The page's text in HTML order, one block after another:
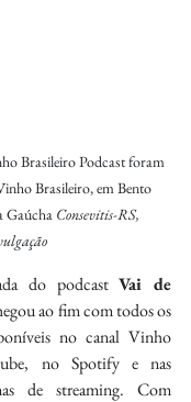
Brasileiro Podcast foram
Brasileiro, em Bento
Gaúcha Consevitis-RS,
do podcast Vai de
ao fim com todos os
no canal Vinho
no Spotify e nas
de streaming. Com